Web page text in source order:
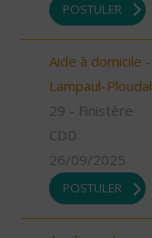
POSTULER
Aide à domicile
Lampaul-
29 - Finistère
CDD
26/09/2025
POSTULER